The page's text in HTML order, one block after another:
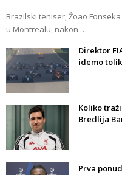
Brazilski teniser, Žoao
u Montrealu, nakon …
Direktor
idemo
Koliko
Bredlija
Prva